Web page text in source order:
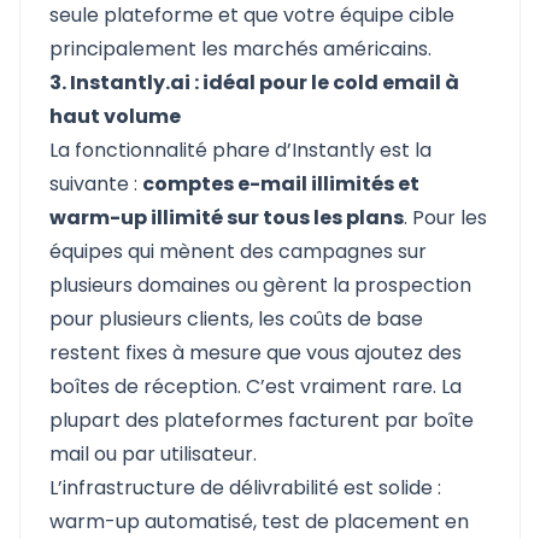
seule plateforme et que votre équipe cible
principalement les marchés américains.
3. Instantly.ai : idéal pour le cold email à
haut volume
La fonctionnalité phare d’Instantlyest la
suivante : comptes e-mail illimités et
warm-up illimité sur tous les plans. Pour les
équipes qui mènent des campagnes sur
plusieurs domaines ou gèrent la prospection
pour plusieurs clients, les coûts de base
restent fixes à mesure que vous ajoutez des
boîtes de réception. C’est vraiment rare. La
plupart des plateformes facturent par boîte
mail ou par utilisateur.
L’infrastructure de délivrabilité est solide :
warm-up automatisé, test de placement en